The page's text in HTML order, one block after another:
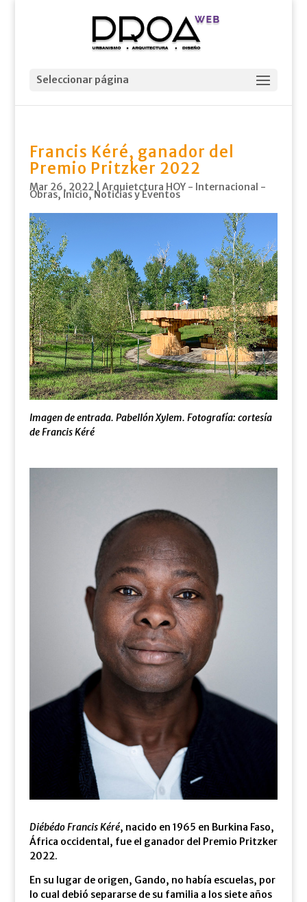
Seleccionar página
Francis Kéré, ganador del
Premio Pritzker 2022
Mar 26, 2022| Arquietctura HOY - Internacional -
Obras, inicio,Noticias y Eventos
Imagen de entrada. Pabellón Xylem. Fotografía: cortesía
de Francis Kéré
Diébédo Francis Kéré, nacido en 1965 en Burkina Faso,
África occidental, fue el ganador del Premio Pritzker
2022.
En su lugar de origen, Gando, no había escuelas, por
lo cual debió separarse de su familia a los siete años